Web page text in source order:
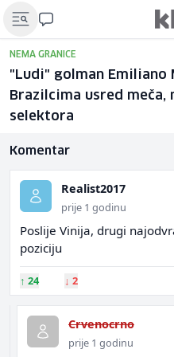
NEMA GRANICE
"Ludi" golman Emiliano
Brazilcima usred
selektora
Komentar
Realist2017
prije 1 godinu
Poslije Vinija, drugi
poziciju
↑ 24 ↓ 2
Crvenocrno
prije 1 godinu